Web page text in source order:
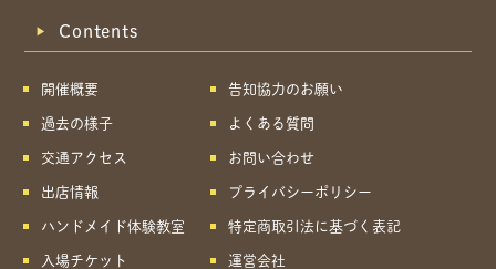
Contents
開催概要
過去の様子
交通アクセス
出店情報
ハンドメイド体験教室
入場チケット
告知協力のお願い
よくある質問
お問い合わせ
プライバシーポリシー
特定商取引法に基づく表記
運営会社